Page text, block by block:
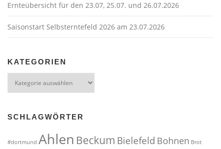
n
Ernteübersicht für den 23.07, 25.07. und 26.07.2026
Saisonstart Selbsterntefeld 2026 am 23.07.2026
KATEGORIEN
SCHLAGWÖRTER
#dortmund Ahlen Beckum Bielefeld Bohnen Brot